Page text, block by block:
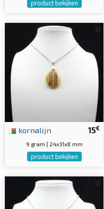
product bekijken
15€
kornalijn
9 gram | 24x31x8 mm
product bekijken